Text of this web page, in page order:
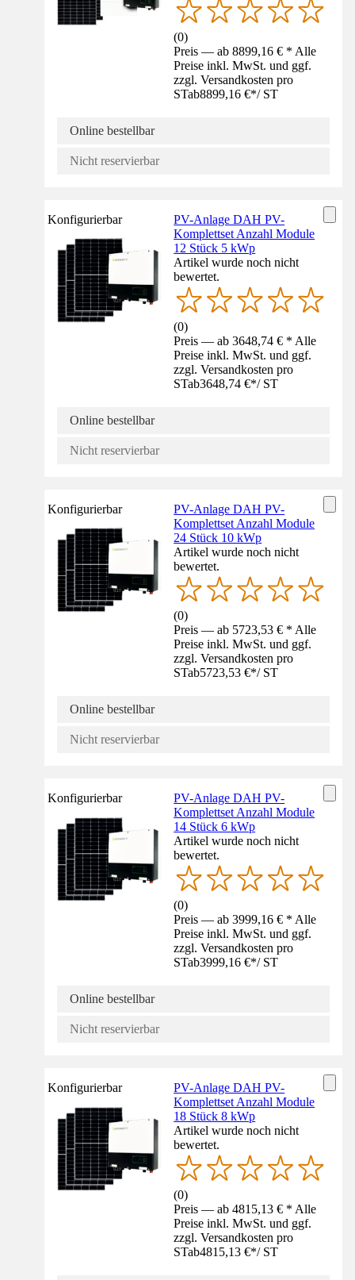
(0)
Preis — ab 8899,16 € * Alle
Preise inkl. MwSt. und ggf.
zzgl. Versandkosten pro
STab8899,16 €*/ ST
Online bestellbar
Nicht reservierbar
Konfigurierbar
PV-Anlage DAH PV-
Komplettset Anzahl Module
12 Stück 5 kWp
Artikel wurde noch nicht
bewertet.
(0)
Preis — ab 3648,74 € * Alle
Preise inkl. MwSt. und ggf.
zzgl. Versandkosten pro
STab3648,74 €*/ ST
Online bestellbar
Nicht reservierbar
Konfigurierbar
PV-Anlage DAH PV-
Komplettset Anzahl Module
24 Stück 10 kWp
Artikel wurde noch nicht
bewertet.
(0)
Preis — ab 5723,53 € * Alle
Preise inkl. MwSt. und ggf.
zzgl. Versandkosten pro
STab5723,53 €*/ ST
Online bestellbar
Nicht reservierbar
Konfigurierbar
PV-Anlage DAH PV-
Komplettset Anzahl Module
14 Stück 6 kWp
Artikel wurde noch nicht
bewertet.
(0)
Preis — ab 3999,16 € * Alle
Preise inkl. MwSt. und ggf.
zzgl. Versandkosten pro
STab3999,16 €*/ ST
Online bestellbar
Nicht reservierbar
Konfigurierbar
PV-Anlage DAH PV-
Komplettset Anzahl Module
18 Stück 8 kWp
Artikel wurde noch nicht
bewertet.
(0)
Preis — ab 4815,13 € * Alle
Preise inkl. MwSt. und ggf.
zzgl. Versandkosten pro
STab4815,13 €*/ ST